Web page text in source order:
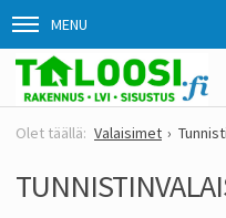
MENU
Valaisimet